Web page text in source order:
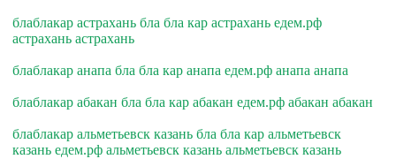
блаблакар астрахань бла бла кар астрахань едем.рф
астрахань астрахань
блаблакар анапа бла бла кар анапа едем.рф анапа анапа
блаблакар абакан бла бла кар абакан едем.рф абакан абакан
блаблакар альметьевск казань бла бла кар альметьевск
казань едем.рф альметьевск казань альметьевск казань